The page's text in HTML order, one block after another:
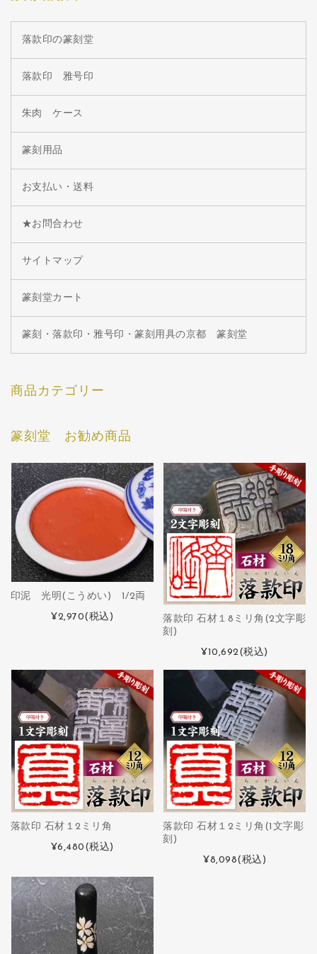
落款印の篆刻堂
落款印 雅号印
朱肉 ケース
篆刻用品
お支払い・送料
★お問合わせ
サイトマップ
篆刻堂カート
篆刻・落款印・雅号印・篆刻用具の京都 篆刻堂
商品カテゴリー
篆刻堂 お勧め商品
印泥 光明(こうめい) 1/2両
¥2,970(税込)
落款印 石材１8ミリ角(2文字彫
刻)
¥10,692(税込)
落款印 石材１2ミリ角
¥6,480 (税込)
落款印 石材１2ミリ角(1文字彫
刻)
¥8,098(税込)